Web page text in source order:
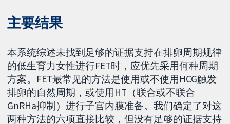
主要结果
本系统综述未找到足够的证据支持在排卵周期规律
的低生育力女性进行FET时，应优先采用何种周期
方案。FET最常见的方法是使用或不使用HCG触发
排卵的自然周期，或使用HT（联合或不联合
GnRHa抑制）进行子宫内膜准备。我们确定了对这
两种方法的六项直接比较，但没有足够的证据支持